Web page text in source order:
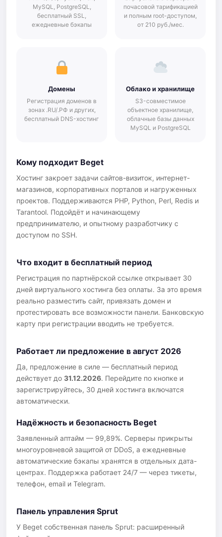
MySQL, PostgreSQL,
бесплатный SSL,
ежедневные бэкапы
почасовой тарификацией
и полным root-доступом,
от 210 руб./мес.
Домены
Регистрация доменов в
зонах .RU/.РФ и других,
бесплатный DNS-хостинг
Облако и хранилище
S3-совместимое
объектное хранилище,
облачные базы данных
MySQL и PostgreSQL
Кому подходит Beget
Хостинг закроет задачи сайтов-визиток, интернет-
магазинов, корпоративных порталов и нагруженных
проектов. Поддерживаются PHP, Python, Perl, Redis и
Tarantool. Подойдёт и начинающему
предпринимателю, и опытному разработчику с
доступом по SSH.
Что входит в бесплатный период
Регистрация по партнёрской ссылке открывает 30
дней виртуального хостинга без оплаты. За это время
реально разместить сайт, привязать домен и
протестировать все возможности панели. Банковскую
карту при регистрации вводить не требуется.
Работает ли предложение в август 2026
Да, предложение в силе — бесплатный период
действует до 31.12.2026. Перейдите по кнопке и
зарегистрируйтесь, 30 дней хостинга включатся
автоматически.
Надёжность и безопасность Beget
Заявленный аптайм — 99,89%. Серверы прикрыты
многоуровневой защитой от DDoS, а ежедневные
автоматические бэкапы хранятся в отдельных дата-
центрах. Поддержка работает 24/7 — через тикеты,
телефон, email и Telegram.
Панель управления Sprut
У Beget собственная панель Sprut: расширенный